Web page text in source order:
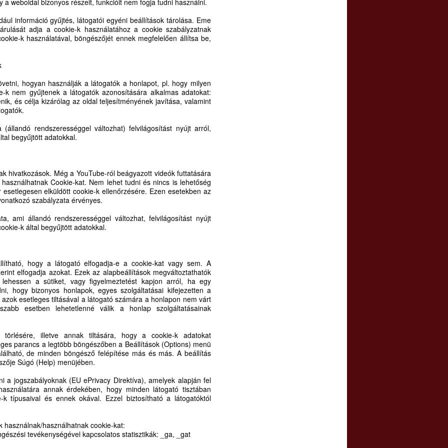
információ gyűjtés, látogatói egyéni beállítások tárolása. Eme
adja a cookie-k használatához a cookie szabályzatnak
k használatával, böngészőjét ennek megfelelően állítsa be,
hogyan használják a látogatók a honlapot, pl. hogy milyen
k nem gyűjtenek a látogatók azonosítására alkalmas adatokat:
és célja kizárólag az oldal teljesítményének javítása, valamint
rendszerességgel változhat) felvilágosítást nyújt arról,
begyűjtött adatokkal.
hivatkozások. Még a YouTube-ról beágyazott videók futtatására
Cookie-kat. Nem lehet tudni és nincs is lehetőség
elküldött cookie-k ellenőrzésére. Ezen esetekben az
szabályzata érvényes.
ami állandó rendszerességgel változhat, felvilágosítást nyújt
k által begyűjtött adatokkal.
hogy a látogató elfogadja-e a cookie-kat vagy sem. A
elfogadja azokat. Ezek az alapbeállítások megváltoztathatók
a sütiket, vagy figyelmeztetést kapjon arról, ha egy
hogy bizonyos honlapok, egyes szolgáltatásai kifejezetten a
esetleges tiltásával a látogató számára a honlapon nem várt
esetben lehetetlenné válik a honlap szolgáltatásainak
illetve annak tiltására, hogy a cookie-k adatokat
parancs a legtöbb böngészőben a Beállítások (Options) menü
de minden böngésző felépítése más és más. A beállítás
Súgó (Help) menüjében.
a jogszabályoknak (EU ePrivacy Direktíva), amelyek alapján fel
annak érdekében, hogy minden látogató tisztában
típusaival és ennek okával. Ezzel biztosítható a látogatóktól
használhatnak cookie-kat:
tevékenységével kapcsolatos statisztikák: _ga, _gat